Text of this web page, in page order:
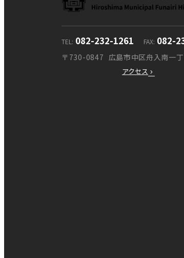
TEL 082-232-1261 FAX 082-
〒730-0847 広島市中区舟入南一
アクセス